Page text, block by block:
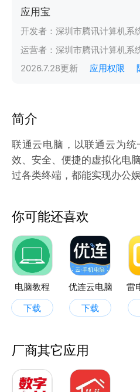
应用宝
开发者： 深圳市腾讯计算机系
运营者： 深圳市腾讯计算机系
2026.7.28更新 应用权限
简介
联通云电脑，以联通云为
效、安全、便捷的虚拟化电
过各类终端，都能实现办公
你可能还喜欢
电脑教程
下载
优连云电脑
下载
雷
厂商其它应用